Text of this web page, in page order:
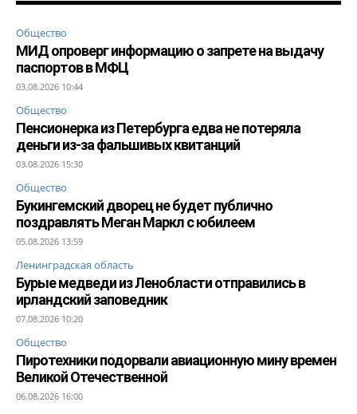
Общество
МИД опроверг информацию о запрете на выдачу
паспортов в МФЦ
03.08.2026 10:44
Общество
Пенсионерка из Петербурга едва не потеряла
деньги из-за фальшивых квитанций
03.08.2026 15:30
Общество
Букингемский дворец не будет публично
поздравлять Меган Маркл с юбилеем
05.08.2026 13:59
Ленинградская область
Бурые медведи из Ленобласти отправились в
ирландский заповедник
07.08.2026 10:20
Общество
Пиротехники подорвали авиационную мину времен
Великой Отечественной
06.08.2026 16:00